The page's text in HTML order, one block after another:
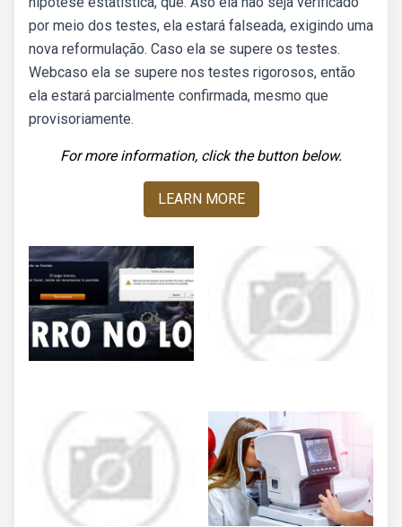
por meio dos testes, ela estará falseada, exigindo uma
nova reformulação. Caso ela se supere os testes.
Webcaso ela se supere nos testes rigorosos, então
ela estará parcialmente confirmada, mesmo que
provisoriamente.
For more information, click the button below.
LEARN MORE